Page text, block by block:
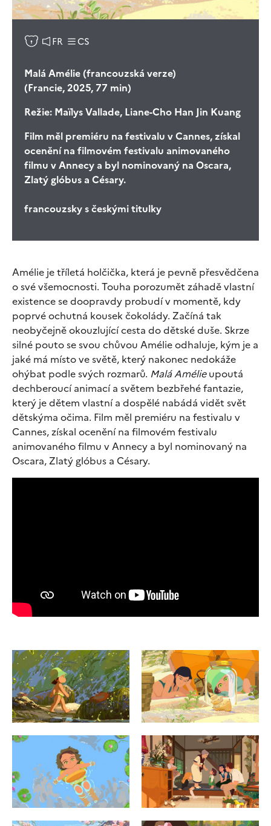
FR CS
Malá Amélie (francouzská verze)
(Francie, 2025, 77 min)
Režie: Maïlys Vallade, Liane-Cho Han Jin Kuang
Film měl premiéru na festivalu v Cannes, získal
ocenění na filmovém festivalu animovaného
filmu v Annecy a byl nominovaný na Oscara,
Zlatý glóbus a Césary.
francouzsky s českými titulky
Amélie je tříletá holčička, která je pevně přesvědčena
o své všemocnosti. Touha porozumět záhadě vlastní
existence se doopravdy probudí v momentě, kdy
poprvé ochutná kousek čokolády. Začíná tak
neobyčejně okouzlující cesta do dětské duše. Skrze
silné pouto se svou chůvou Amélie odhaluje, kým je a
jaké má místo ve světě, který nakonec nedokáže
ohýbat podle svých rozmarů. Malá Amélieupoutá
dechberoucí animací a světem bezbřehé fantazie,
který je dětem vlastní a dospělé nabádá vidět svět
dětskýma očima. Film měl premiéru na festivalu v
Cannes, získal ocenění na filmovém festivalu
animovaného filmu v Annecy a byl nominovaný na
Oscara, Zlatý glóbus a Césary.